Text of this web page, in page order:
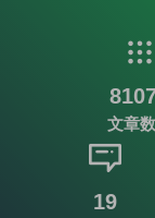
文章
19